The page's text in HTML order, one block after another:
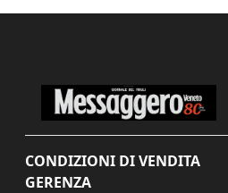
CONDIZIONI DI VENDITA
GERENZA